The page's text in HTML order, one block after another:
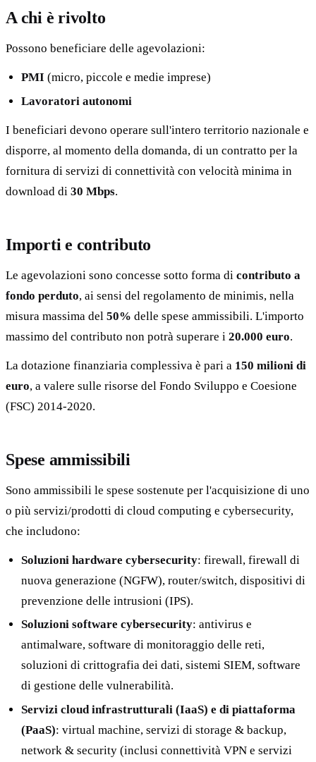
A chi è rivolto
Possono beneficiare delle agevolazioni:
PMI (micro, piccole e medie imprese)
Lavoratori autonomi
I beneficiari devono operare sull'intero territorio nazionale e
disporre, al momento della domanda, di un contratto per la
fornitura di servizi di connettività con velocità minima in
download di 30 Mbps.
Importi e contributo
Le agevolazioni sono concesse sotto forma di contributo a
fondo perduto, ai sensi del regolamento de minimis, nella
misura massima del 50% delle spese ammissibili. L'importo
massimo del contributo non potrà superare i 20.000 euro.
La dotazione finanziaria complessiva è pari a 150 milioni di
euro, a valere sulle risorse del Fondo Sviluppo e Coesione
(FSC) 2014-2020.
Spese ammissibili
Sono ammissibili le spese sostenute per l'acquisizione di uno
o più servizi/prodotti di cloud computing e cybersecurity,
che includono:
Soluzioni hardware cybersecurity: firewall, firewall di
nuova generazione (NGFW), router/switch, dispositivi di
prevenzione delle intrusioni (IPS).
Soluzioni software cybersecurity: antivirus e
antimalware, software di monitoraggio delle reti,
soluzioni di crittografia dei dati, sistemi SIEM, software
di gestione delle vulnerabilità.
Servizi cloud infrastrutturali (IaaS) e di piattaforma
(PaaS): virtual machine, servizi di storage & backup,
network & security (inclusi connettività VPN e servizi